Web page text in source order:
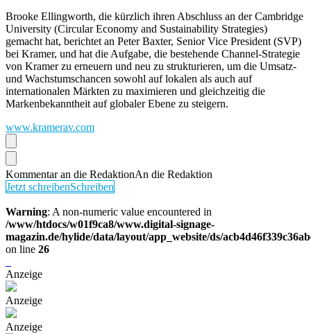
Brooke Ellingworth, die kürzlich ihren Abschluss an der Cambridge
University (Circular Economy and Sustainability Strategies)
gemacht hat, berichtet an Peter Baxter, Senior Vice President (SVP)
bei Kramer, und hat die Aufgabe, die bestehende Channel-Strategie
von Kramer zu erneuern und neu zu strukturieren, um die Umsatz-
und Wachstumschancen sowohl auf lokalen als auch auf
internationalen Märkten zu maximieren und gleichzeitig die
Markenbekanntheit auf globaler Ebene zu steigern.
www.kramerav.com
Kommentar an die RedaktionAn die Redaktion
Jetzt schreibenSchreiben
Warning: A non-numeric value encountered in
/www/htdocs/w01f9ca8/www.digital-signage-
magazin.de/hylide/data/layout/app_website/ds/
on line 26
Anzeige
Anzeige
Anzeige